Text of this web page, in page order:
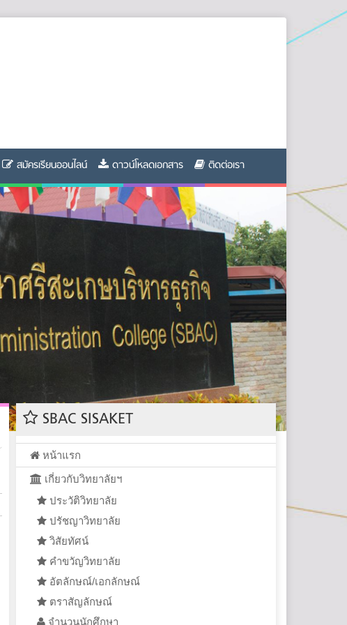
สมัครเรียนออนไลน์ ดาวน์โหลดเอกสาร ติดต่อเรา
SBAC SISAKET
หน้าแรก
เกี่ยวกับวิทยาลัยฯ
ประวัติวิทยาลัย
ปรัชญาวิทยาลัย
วิสัยทัศน์
คำขวัญวิทยาลัย
อัตลักษณ์/เอกลักษณ์
ตราสัญลักษณ์
จำนวนนักศึกษา